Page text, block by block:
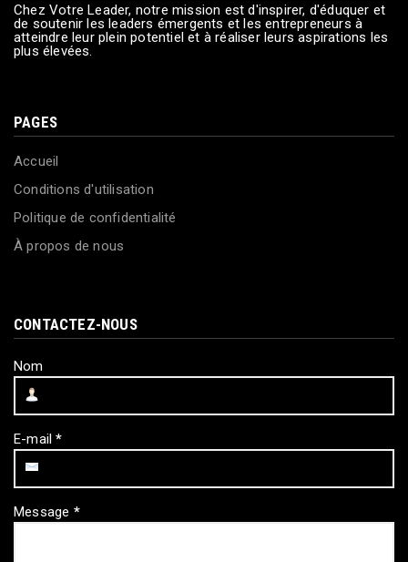
Chez Votre Leader, notre mission est d'inspirer, d'éduquer et
de soutenir les leaders émergents et les entrepreneurs à
atteindre leur plein potentiel et à réaliser leurs aspirations les
plus élevées.
PAGES
Accueil
Conditions d'utilisation
Politique de confidentialité
À propos de nous
CONTACTEZ-NOUS
Nom
E-mail*
Message *